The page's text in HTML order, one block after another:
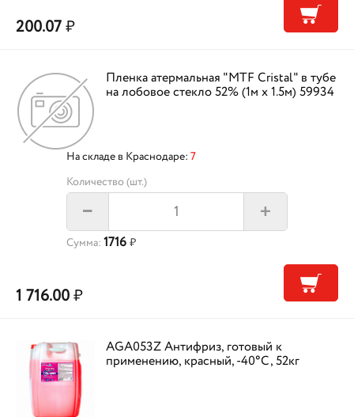
200.07₽
Пленка атермальная "MTF Cristal" в тубе
на лобовое стекло 52% (1м х 1.5м) 59934
На складе в Краснодаре: 7
Количество (шт.)
– +
Сумма: 1716 ₽
1 716.00₽
AGA053Z Антифриз, готовый к
применению, красный, -40°С, 52кг